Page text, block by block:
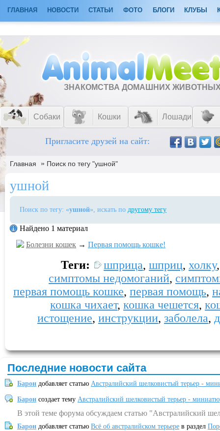
ГЛАВНАЯ НОВОСТИ СТАТЬИ ФОТО БЛОГИ КЛУБЫ
ЗНАКОМСТВА ДОМАШНИХ
Собаки Кошки Лошади
Пригласите друзей на сайт:
Главная » Поиск по тегу "ушной"
ушной
Поиск по тегу: «ушной», искать по другому тегу
Найдено 1 материал
Болезни кошек → Первая помощь кошке!
Теги: шприца, шприц, холку
симптомы недомоганий,
первая помощь кошке, первая помощь,
кошка чихает, кошка чешется,
истощение, инструкции, заболела,
Последние новости сайта
Барон добавляет статью Австралийский шелковистый терьер -
Барон создает тему Австралийский шелковистый терьер -
В этой теме форума обсуждаем статью "Австралийский
Барон добавляет статью Всё об австралийском терьере в раздел